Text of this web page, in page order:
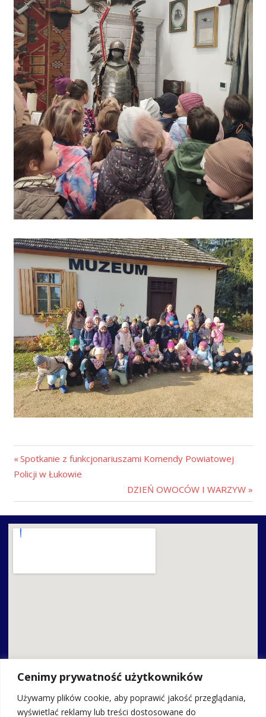
Cenimy prywatność użytkowników
Używamy plików cookie, aby poprawić jakość przeglądania,
wyświetlać reklamy lub treści dostosowane do
Spotkanie z funkcjonariuszami Komendy Powiatowej
Policji w Łukowie
DZIEŃ OWOCÓW I WARZYW